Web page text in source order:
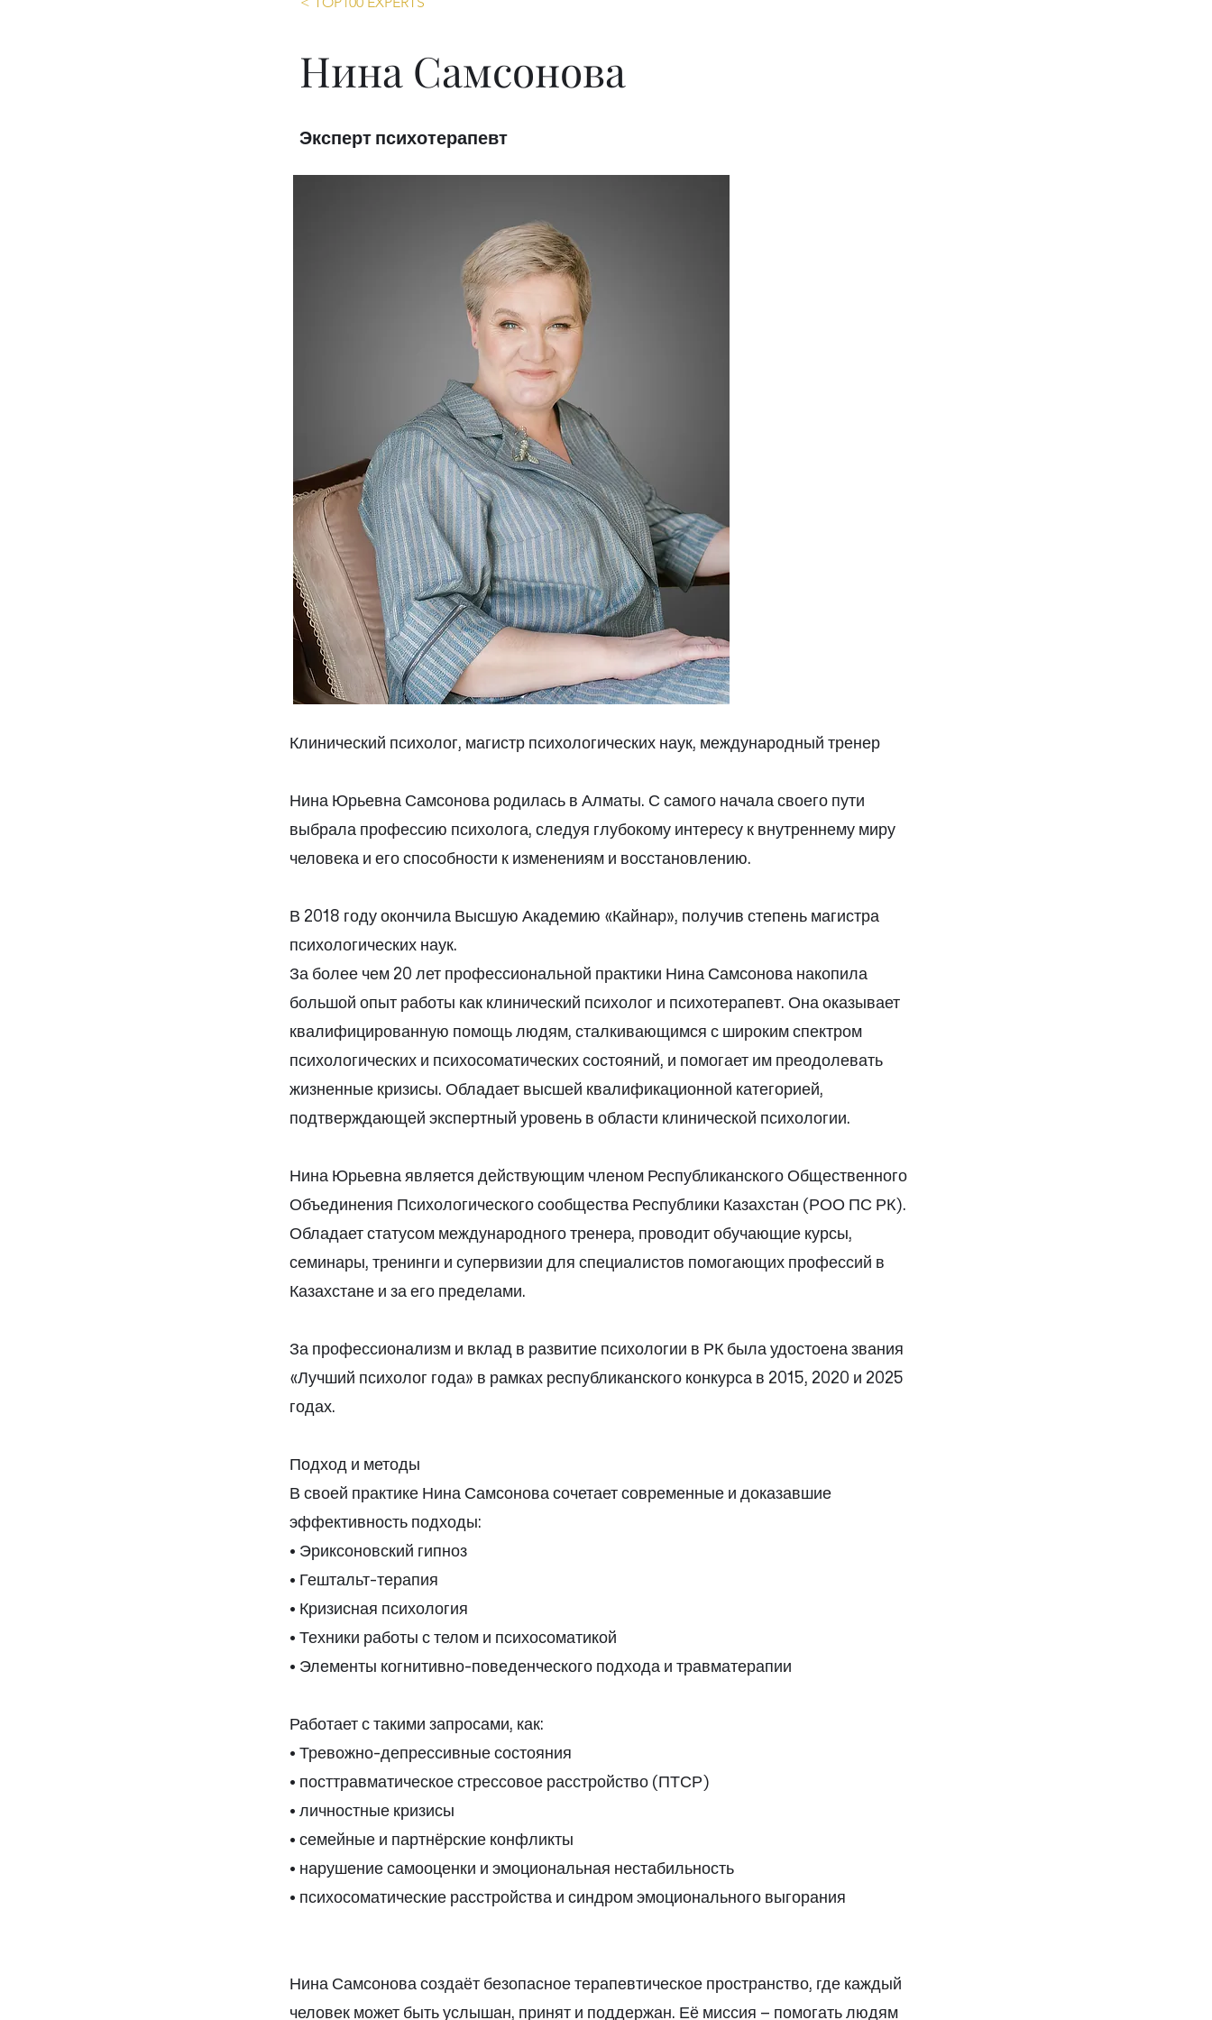
Нина Самсонова
Эксперт психотерапевт
Клинический психолог, магистр психологических наук, международный тренер
Нина Юрьевна Самсонова родилась в Алматы. С самого начала своего пути
выбрала профессию психолога, следуя глубокому интересу к внутреннему миру
человека и его способности к изменениям и восстановлению.
В 2018 году окончила Высшую Академию «Кайнар», получив степень магистра
психологических наук.
За более чем 20 лет профессиональной практики Нина Самсонова накопила
большой опыт работы как клинический психолог и психотерапевт. Она оказывает
квалифицированную помощь людям, сталкивающимся с широким спектром
психологических и психосоматических состояний, и помогает им преодолевать
жизненные кризисы. Обладает высшей квалификационной категорией,
подтверждающей экспертный уровень в области клинической психологии.
Нина Юрьевна является действующим членом Республиканского Общественного
Объединения Психологического сообщества Республики Казахстан (РОО ПС РК).
Обладает статусом международного тренера, проводит обучающие курсы,
семинары, тренинги и супервизии для специалистов помогающих профессий в
Казахстане и за его пределами.
За профессионализм и вклад в развитие психологии в РК была удостоена звания
«Лучший психолог года» в рамках республиканского конкурса в 2015, 2020 и 2025
годах.
Подход и методы
В своей практике Нина Самсонова сочетает современные и доказавшие
эффективность подходы:
• Эриксоновский гипноз
• Гештальт-терапия
• Кризисная психология
• Техники работы с телом и психосоматикой
• Элементы когнитивно-поведенческого подхода и травматерапии
Работает с такими запросами, как:
• Тревожно-депрессивные состояния
• посттравматическое стрессовое расстройство (ПТСР)
• личностные кризисы
• семейные и партнёрские конфликты
• нарушение самооценки и эмоциональная нестабильность
• психосоматические расстройства и синдром эмоционального выгорания
Нина Самсонова создаёт безопасное терапевтическое пространство, где каждый
человек может быть услышан, принят и поддержан. Её миссия – помогать людям